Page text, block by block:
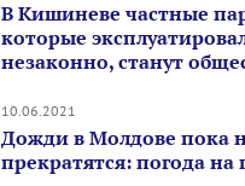
В Кишиневе частные
которые
незаконно, станут
10.06.2021
Дожди в Молдове пока
прекратятся: погода на